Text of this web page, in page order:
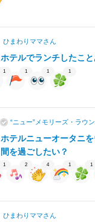
ひまわりママさん
ホテルでランチしたこと
1 1 1 1
“ニュー”メモリーズ・ラウ
ホテルニューオータニ
間を過ごしたい？
1 2 4 1 1
ひまわりママさん